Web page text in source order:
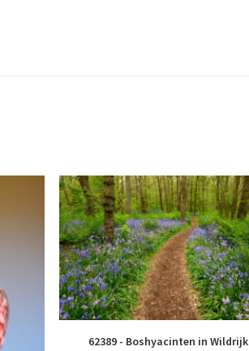
62389 - Boshyacinten in Wildrijk